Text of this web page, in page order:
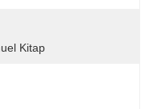
Kitap